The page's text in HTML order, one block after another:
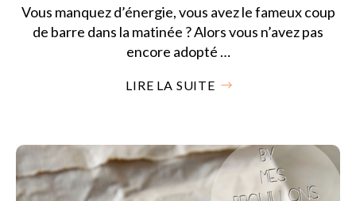
Vous manquez d’énergie, vous avez le fameux coup
de barre dans la matinée ? Alors vous n’avez pas
encore adopté …
LIRE LA SUITE